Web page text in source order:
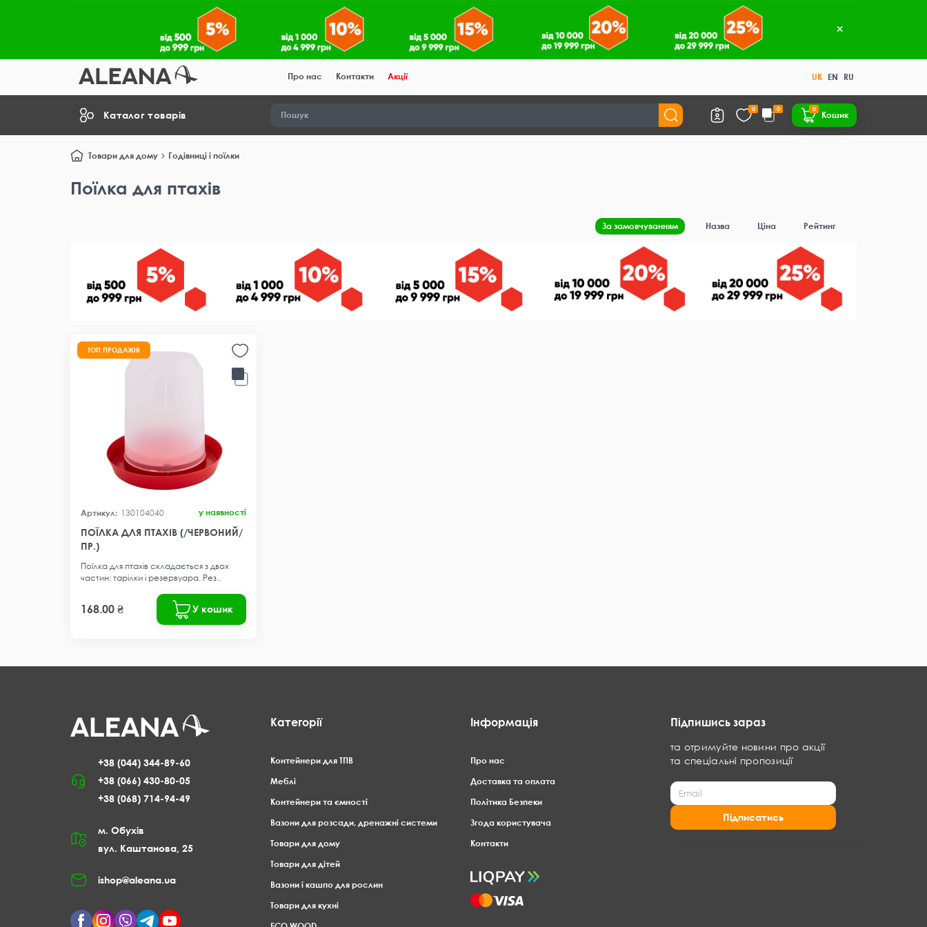
Про нас Контакти Акції UK EN RU
Каталог товарів
0 0 0
Кошик
Товари для дому Годівниці і поїлки
Поїлка для птахів
За замовчуванням Назва Ціна Рейтинг
ТОП ПРОДАЖІВ
130104040 у наявності
ПОЇЛКА ДЛЯ ПТАХІВ (/ЧЕРВОНИЙ/
ПР.)
Поїлка для птахів складається з двох
частин: тарілки і резервуара. Рез..
168.00 ₴ У кошик
+38 (044) 344-89-60
+38 (066) 430-80-05
+38 (068) 714-94-49
м. Обухів
вул. Каштанова, 25
ishop@aleana.ua
Категорії
Контейнери для ТПВ
Меблі
Контейнери та ємності
Вазони для розсади, дренажні системи
Товари для дому
Товари для дітей
Вазони і кашпо для рослин
Товари для кухні
Інформація
Про нас
Доставка та оплата
Політика Безпеки
Згода користувача
Контакти
Підпишись зараз
та отримуйте новини про акції
та спеціальні пропозиції
Підписатись